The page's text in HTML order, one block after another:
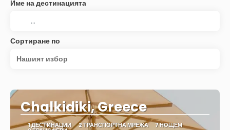
Име на дестинацията
Сортиране по
Нашият избор
Chalkidiki, Greece
1 ДЕСТИНАЦИИ 2 ТРАНСПОРТНА МРЕЖА 7 НОЩЕМ